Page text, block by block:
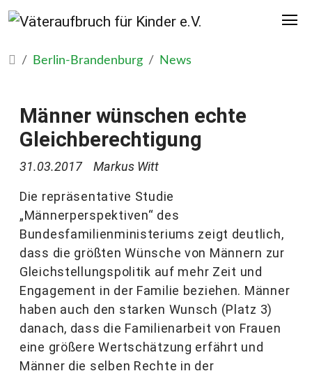
Berlin-Brandenburg News
Männer wünschen echte
Gleichberechtigung
31.03.2017 Markus Witt
Die repräsentative Studie
„Männerperspektiven“ des
Bundesfamilienministeriums zeigt deutlich,
dass die größten Wünsche von Männern zur
Gleichstellungspolitik auf mehr Zeit und
Engagement in der Familie beziehen. Männer
haben auch den starken Wunsch (Platz 3)
danach, dass die Familienarbeit von Frauen
eine größere Wertschätzung erfährt und
Männer die selben Rechte in der